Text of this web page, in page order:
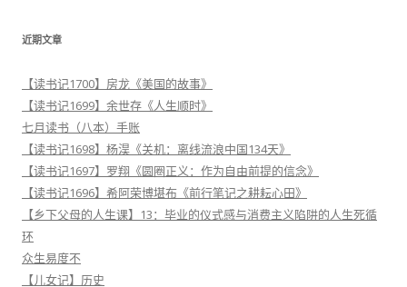
近期文章
【读书记1700】房龙《美国的故事》
【读书记1699】余世存《人生顺时》
七月读书（八本）手账
【读书记1698】杨淏《关机：离线流浪中国134天》
【读书记1697】罗翔《圆圈正义：作为自由前提的信念》
【读书记1696】希阿荣博堪布《前行笔记之耕耘心田》
【乡下父母的人生课】13：毕业的仪式感与消费主义陷阱的人生死循
环
众生易度不
【儿女记】历史